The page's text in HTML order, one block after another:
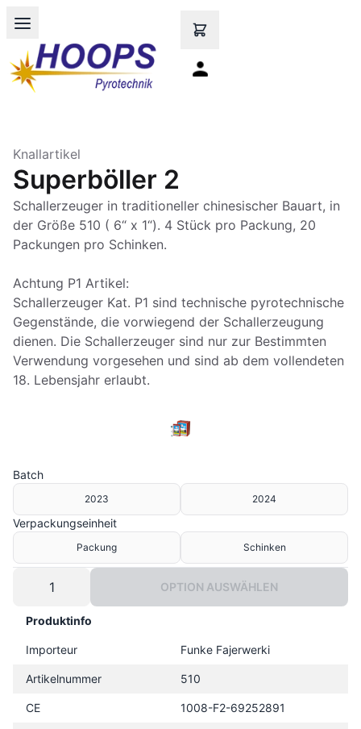
Open main menu
Knallartikel
Superböller 2
Schallerzeuger in traditioneller chinesischer Bauart, in
der Größe 510 ( 6“ x 1“). 4 Stück pro Packung, 20
Packungen pro Schinken.
Achtung P1 Artikel:
Schallerzeuger Kat. P1 sind technische pyrotechnische
Gegenstände, die vorwiegend der Schallerzeugung
dienen. Die Schallerzeuger sind nur zur Bestimmten
Verwendung vorgesehen und sind ab dem vollendeten
18. Lebensjahr erlaubt.
Batch
2023 2024
Verpackungseinheit
Packung Schinken
OPTION AUSWÄHLEN
Produktinfo
Importeur Funke Fajerwerki
Artikelnummer 510
CE 1008-F2-69252891